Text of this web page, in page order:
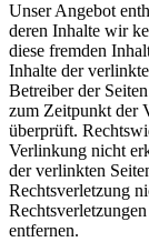
Unser Angebot
deren Inhalte wir
diese fremden
Inhalte der
Betreiber der
zum Zeitpunkt der
überprüft.
Verlinkung nicht
der verlinkten
Rechtsverletzung
entfernen.